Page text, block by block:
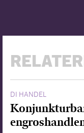
DI HANDEL